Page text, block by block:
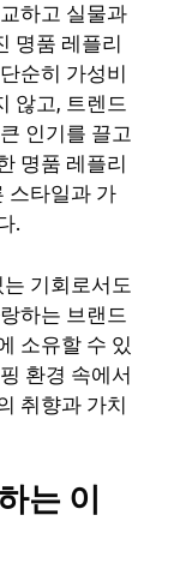
하고 실물과
명품 레플리
순히 가성비
않고, 트렌드
인기를 끌고
명품 레플리
스타일과 가
.
기회로서도
하는 브랜드
소유할 수 있
환경 속에서
취향과 가치
는 이